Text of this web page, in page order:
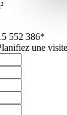
552 386*
une